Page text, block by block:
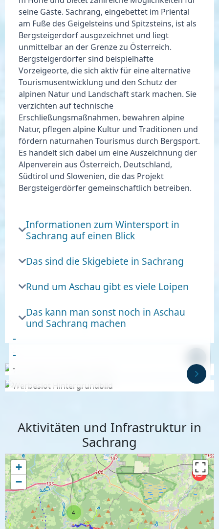
seine Gäste. Sachrang, eingebettet im Priental
am Fuße des Geigelsteins und Spitzsteins, ist als
Bergsteigerdorfausgezeichnet und liegt
unmittelbar an der Grenze zu Österreich.
Bergsteigerdörfer sind beispielhafte
Vorzeigeorte, die sich aktiv für eine alternative
Tourismusentwicklung und den Schutz der
alpinen Natur und Landschaft stark machen. Sie
verzichten auf technische
Erschließungsmaßnahmen, bewahren alpine
Natur, pflegen alpine Kultur und Traditionen und
fördern naturnahen Tourismus durch Bergsport.
Es handelt sich dabei um eine Auszeichnung der
Alpenverein aus Österreich, Deutschland,
Südtirol und Slowenien, die das Projekt
Bergsteigerdörfer gemeinschaftlich betreiben.
Informationen zum Wintersport in
Sachrang auf einen Blick
Das sind die Skigebiete in Sachrang
Rund um Aschau gibt es viele Loipen
Das kann man sonst noch in Aschau
und Sachrang machen
Anzeige
-
Anzeige
-
-
Aktivitäten und Infrastruktur in
Sachrang
4
+
−